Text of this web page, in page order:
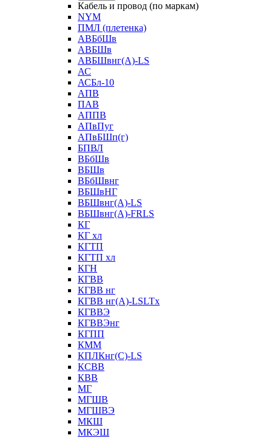
Кабель и провод (по маркам)
NYM
ПМЛ (плетенка)
АВБбШв
АВБШв
АВБШвнг(А)-LS
АС
АСБл-10
АПВ
ПАВ
АППВ
АПвПуг
АПвБШп(г)
БПВЛ
ВБбШв
ВБШв
ВБбШвнг
ВБШвНГ
ВБШвнг(А)-LS
ВБШвнг(А)-FRLS
КГ
КГ хл
КГТП
КГТП хл
КГН
КГВВ
КГВВ нг
КГВВ нг(А)-LSLTx
КГВВЭ
КГВВЭнг
КГПП
КММ
КПЛКнг(C)-LS
КСВВ
КВВ
МГ
МГШВ
МГШВЭ
МКШ
МКЭШ